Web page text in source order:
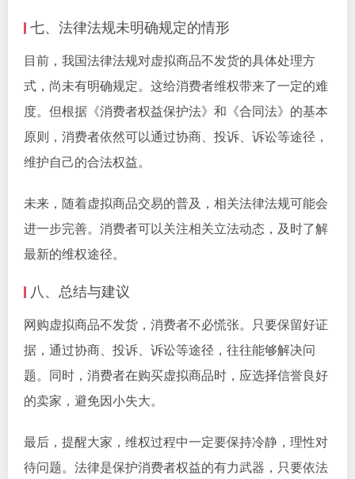
七、法律法规未明确规定的情形
目前，我国法律法规对虚拟商品不发货的具体处理方
式，尚未有明确规定。这给消费者维权带来了一定的难
度。但根据《消费者权益保护法》和《合同法》的基本
原则，消费者依然可以通过协商、投诉、诉讼等途径，
维护自己的合法权益。
未来，随着虚拟商品交易的普及，相关法律法规可能会
进一步完善。消费者可以关注相关立法动态，及时了解
最新的维权途径。
八、总结与建议
网购虚拟商品不发货，消费者不必慌张。只要保留好证
据，通过协商、投诉、诉讼等途径，往往能够解决问
题。同时，消费者在购买虚拟商品时，应选择信誉良好
的卖家，避免因小失大。
最后，提醒大家，维权过程中一定要保持冷静，理性对
待问题。法律是保护消费者权益的有力武器，只要依法